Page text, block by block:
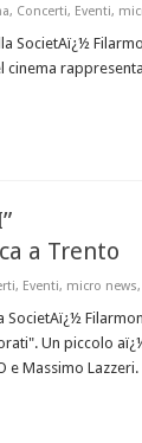
, Concerti, Eventi,
SocietAï¿½
cinema
a Trento
, Eventi, micro news,
SocietAï¿½
Un piccolo
e Massimo Lazzeri.